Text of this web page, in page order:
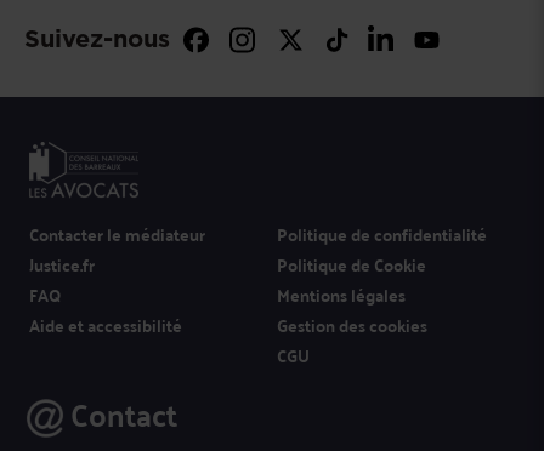
Suivez-nous
Contacter le médiateur
Justice.fr
FAQ
Aide et accessibilité
Politique de confidentialité
Politique de Cookie
Mentions légales
Gestion des cookies
CGU
Contact